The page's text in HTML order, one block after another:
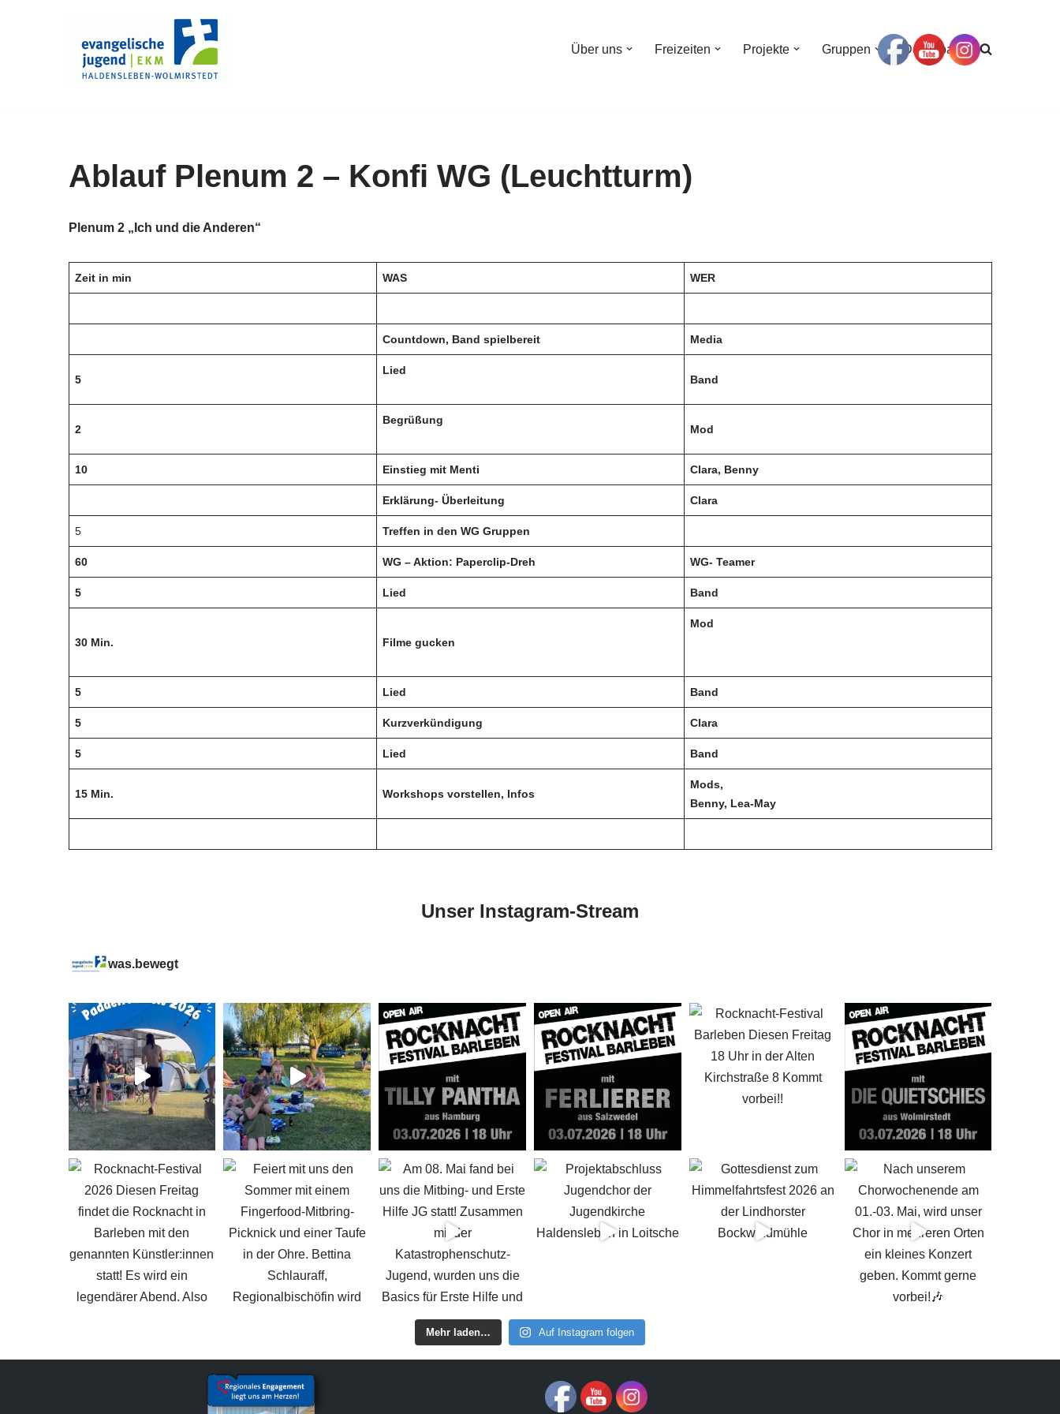
Über uns Freizeiten Projekte Gruppen Download
Ablauf Plenum 2 – Konfi WG (Leuchtturm)
Plenum 2 „Ich und die Anderen“
Zeit in min WAS WER
Countdown, Band spielbereit Media
5
Lied
Band
2
Begrüßung
Mod
10 Einstieg mit Menti Clara, Benny
Erklärung- Überleitung Clara
5 Treffen in den WG Gruppen
60 WG – Aktion: Paperclip-Dreh WG- Teamer
5 Lied Band
30 Min. Filme gucken
Mod
5 Lied Band
5 Kurzverkündigung Clara
5 Lied Band
15 Min. Workshops vorstellen, Infos
Mods,
Benny, Lea-May
Unser Instagram-Stream
was.bewegt
Mehr laden… Auf Instagram folgen